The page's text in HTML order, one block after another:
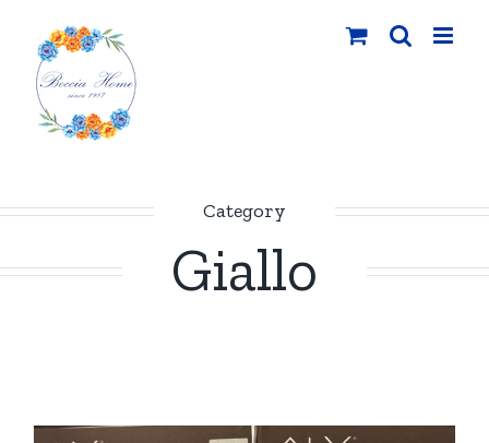
contenuto
Category
Giallo